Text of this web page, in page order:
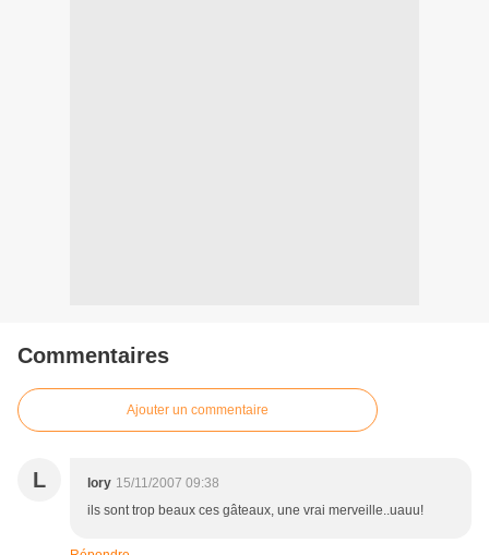
Commentaires
Ajouter un commentaire
L lory 15/11/2007 09:38
ils sont trop beaux ces gâteaux, une vrai merveille..uauu!